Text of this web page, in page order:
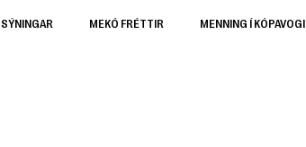
SÝNINGAR MEKÓ FRÉTTIR MENNING Í KÓPAVOGI